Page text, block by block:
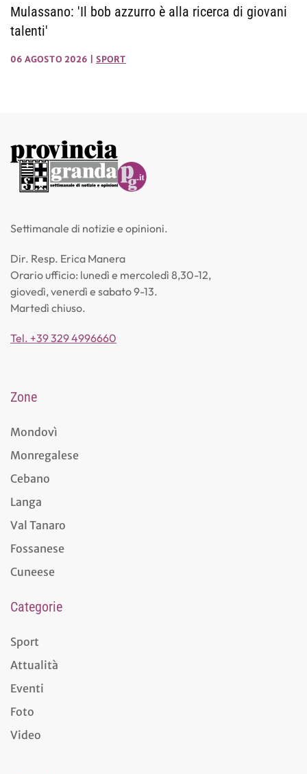
Mulassano: 'Il bob azzurro è alla ricerca di giovani
talenti'
06 AGOSTO 2026 SPORT
Settimanale di notizie e opinioni.
Dir. Resp. Erica Manera
Orario ufficio: lunedì e mercoledì 8,30-12,
giovedì, venerdì e sabato 9-13.
Martedì chiuso.
Tel. +39 329 4996660
Zone
Mondovì
Monregalese
Cebano
Langa
Val Tanaro
Fossanese
Cuneese
Categorie
Sport
Attualità
Eventi
Foto
Video